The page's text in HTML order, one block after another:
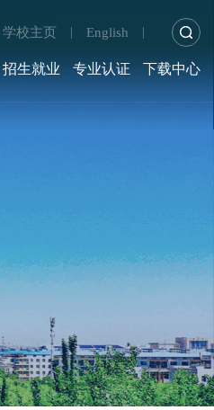
学校主页 English
招生就业 专业认证 下载中心